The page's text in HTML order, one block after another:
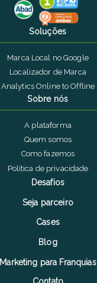
Soluções
Marca Local no Google
Localizador de Marca
Analytics Online to Offline
Sobre nós
A plataforma
Quem somos
Como fazemos
Política de privacidade
Desafios
Seja parceiro
Cases
Blog
Marketing para Franquias